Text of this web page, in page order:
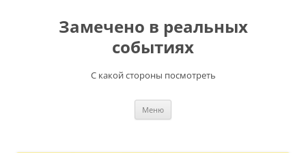
содержимомуЗамечено в реальных
событиях
С какой стороны посмотреть
Меню